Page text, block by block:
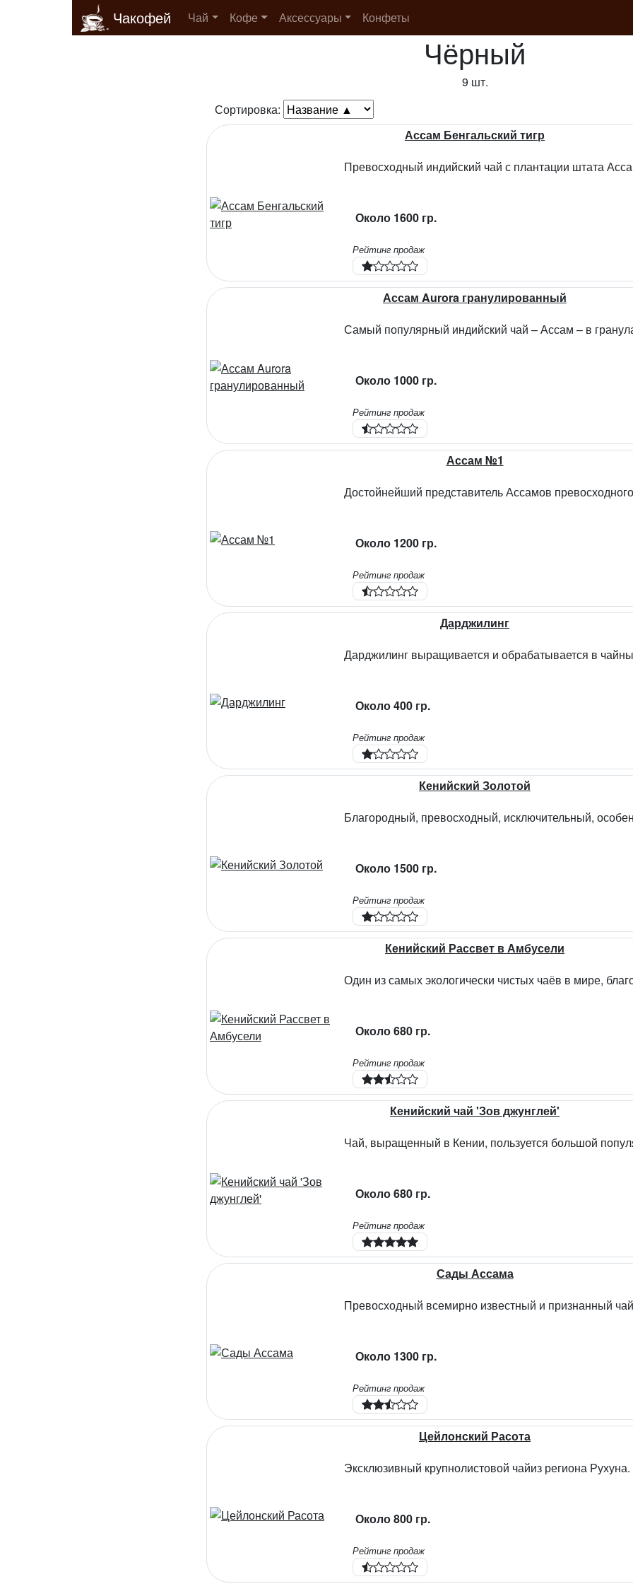
Чакофей Чай Кофе Аксессуары Конфеты
Чёрный
9 шт.
Сортировка:
Ассам Бенгальский тигр
Около 1600 гр.
Рейтинг продаж
Ассам Aurora гранулированный
Около 1000 гр.
Рейтинг продаж
Ассам №1
Около 1200 гр.
Рейтинг продаж
Дарджилинг
Около 400 гр.
Рейтинг продаж
Кенийский Золотой
Около 1500 гр.
Рейтинг продаж
Кенийский Рассвет в Амбусели
Около 680 гр.
Рейтинг продаж
Кенийский чай 'Зов джунглей'
Около 680 гр.
Рейтинг продаж
Сады Ассама
Около 1300 гр.
Рейтинг продаж
Цейлонский Расота
Около 800 гр.
Рейтинг продаж